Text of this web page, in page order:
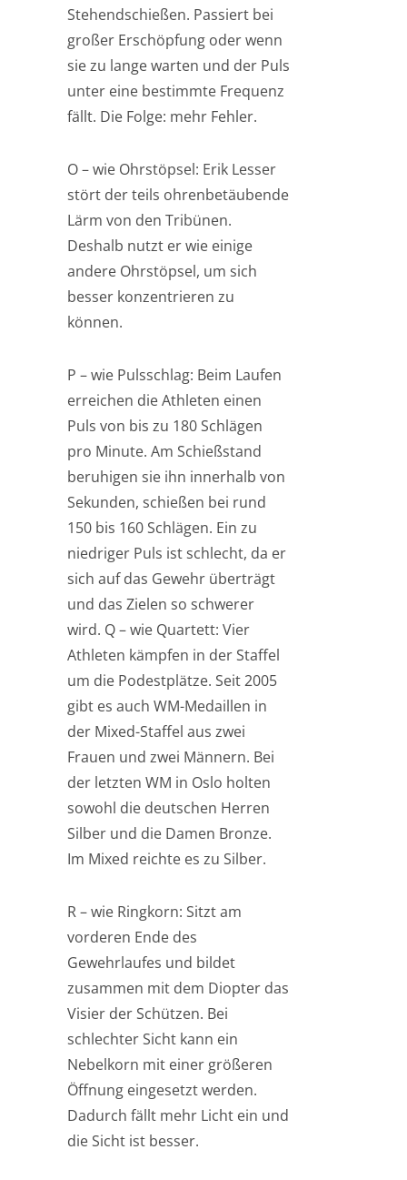
Stehendschießen. Passiert bei
großer Erschöpfung oder wenn
sie zu lange warten und der Puls
unter eine bestimmte Frequenz
fällt. Die Folge: mehr Fehler.
O – wie Ohrstöpsel: Erik Lesser
stört der teils ohrenbetäubende
Lärm von den Tribünen.
Deshalb nutzt er wie einige
andere Ohrstöpsel, um sich
besser konzentrieren zu
können.
P – wie Pulsschlag: Beim Laufen
erreichen die Athleten einen
Puls von bis zu 180 Schlägen
pro Minute. Am Schießstand
beruhigen sie ihn innerhalb von
Sekunden, schießen bei rund
150 bis 160 Schlägen. Ein zu
niedriger Puls ist schlecht, da er
sich auf das Gewehr überträgt
und das Zielen so schwerer
wird. Q – wie Quartett: Vier
Athleten kämpfen in der Staffel
um die Podestplätze. Seit 2005
gibt es auch WM-Medaillen in
der Mixed-Staffel aus zwei
Frauen und zwei Männern. Bei
der letzten WM in Oslo holten
sowohl die deutschen Herren
Silber und die Damen Bronze.
Im Mixed reichte es zu Silber.
R – wie Ringkorn: Sitzt am
vorderen Ende des
Gewehrlaufes und bildet
zusammen mit dem Diopter das
Visier der Schützen. Bei
schlechter Sicht kann ein
Nebelkorn mit einer größeren
Öffnung eingesetzt werden.
Dadurch fällt mehr Licht ein und
die Sicht ist besser.